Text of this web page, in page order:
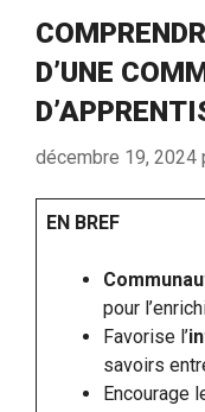
D’UNE
décembre 19, 2024
EN BREF
pour
Favorise l’
savoirs
Encourage